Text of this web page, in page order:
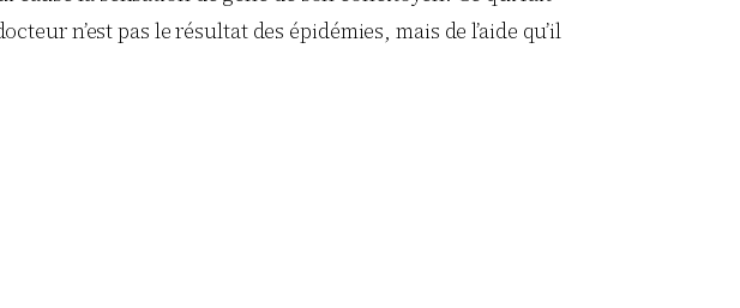
n’est pas le résultat des épidémies, mais de l’aide qu’il